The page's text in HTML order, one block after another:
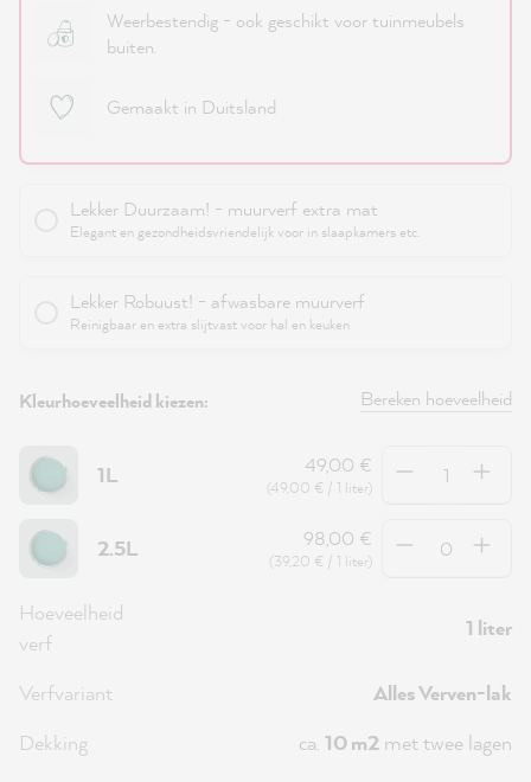
Weerbestendig - ook geschikt voor tuinmeubels
buiten.
Gemaakt in Duitsland
Lekker Duurzaam! - muurverf extra mat
Elegant en gezondheidsvriendelijk voor in slaapkamers etc.
Lekker Robuust! - afwasbare muurverf
Reinigbaar en extra slijtvast voor hal en keuken
Kleurhoeveelheid kiezen: Bereken hoeveelheid
1L 49,00 €
(49,00 € / 1 liter)
Hoeveelheid
2.5L 98,00 €
(39,20 € / 1 liter)
Hoeveelheid
Hoeveelheid
verf
1 liter
Verfvariant
Alles Verven-lak
Dekking
ca. 10 m2 met twee lagen